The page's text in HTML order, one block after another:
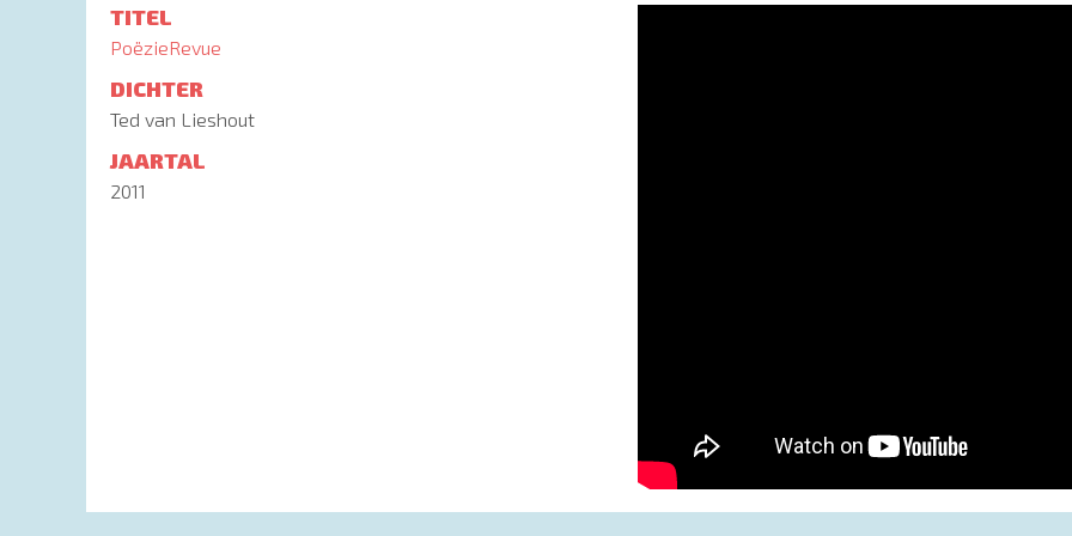
TITEL
PoëzieRevue
DICHTER
Ted van Lieshout
JAARTAL
2011